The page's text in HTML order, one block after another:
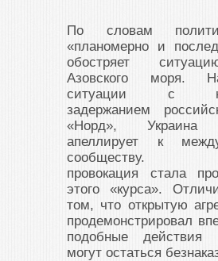
По словам
«планомерно и
обостряет
Азовского моря.
ситуации с
задержанием
«Норд», Украина
апеллирует к
сообществу.
провокация стала
этого «курса».
том, что открытую
продемонстрировал
подобные действия
могут остаться